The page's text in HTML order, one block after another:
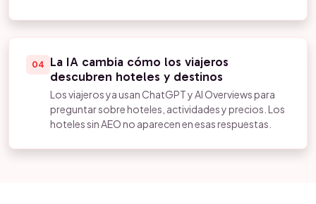
04
La IA cambia cómo los viajeros
descubren hoteles y destinos
Los viajeros ya usan ChatGPT y AI Overviews para
preguntar sobre hoteles, actividades y precios. Los
hoteles sin AEO no aparecen en esas respuestas.